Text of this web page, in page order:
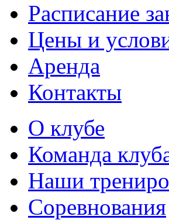
Расписание
Цены и
Аренда
Контакты
О клубе
Команда
Наши
Соревнования